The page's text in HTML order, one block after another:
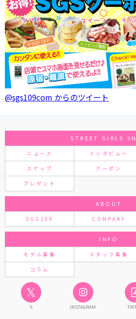
@sgs109com からのツイート
STREET GIRLS
ニュース インタビュー
スナップ クーポン
プレゼント
ABOUT
SGS109 COMPANY
INFO
モデル募集 スタッフ募集
コラム
𝕏
𝕏 INSTAGRAM